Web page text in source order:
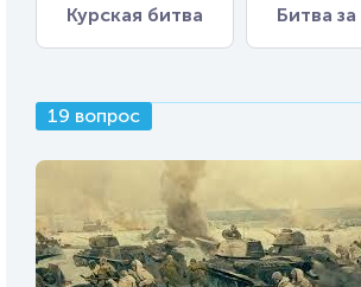
Курская битва Битва
19 вопрос